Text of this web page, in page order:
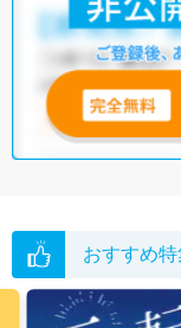
他の条件でも人気の求
いただくか、お気軽に
全国の理学療法士求人
無料転職支援サービス
グした上で求人をご提
い。
おすすめ特